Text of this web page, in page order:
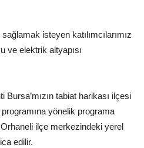
isteyen katılımcılarımız
ve elektrik altyapısı
tabiat harikası ilçesi
programına yönelik programa
ilçe merkezindeki yerel
edilir.